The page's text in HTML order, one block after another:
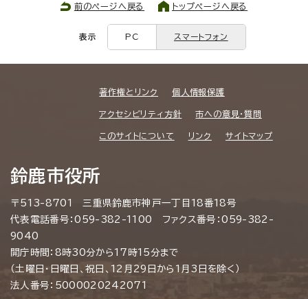
前のページへ戻る トップページへ戻る
表示 PC スマートフォン
著作権とリンク 個人情報保護
アクセシビリティ方針 市への意見・質問
このサイトについて リンク サイトマップ
鈴鹿市役所
〒513-8701 三重県鈴鹿市神戸一丁目18番18号
代表電話番号：059-382-1100 ファクス番号：059-382-
9040
開庁時間：8時30分から17時15分まで
（土曜日・日曜日、祝日、12月29日から1月3日を除く）
法人番号：5000020242071